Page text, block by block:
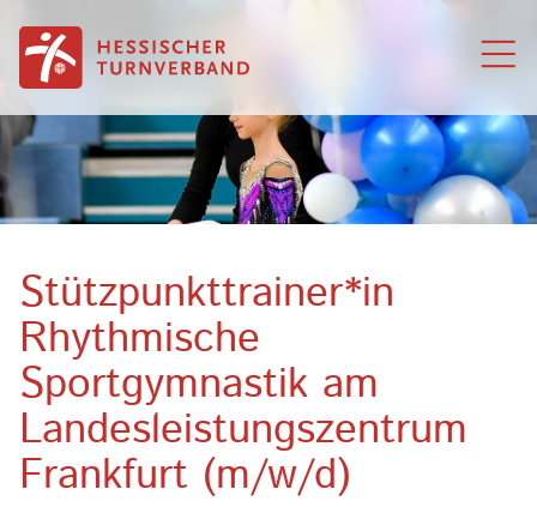
Stützpunkttrainer*in
Rhythmische
Sportgymnastik am
Landesleistungszentrum
Frankfurt (m/w/d)